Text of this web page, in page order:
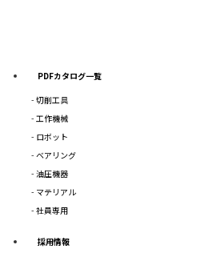
PDFカタログ一覧
切削工具
工作機械
ロボット
ベアリング
油圧機器
マテリアル
社員専用
採用情報